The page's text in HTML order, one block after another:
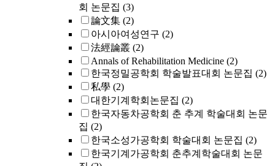
회 논문집 (3)
論文集 (2)
아시아여성연구 (2)
法經論叢 (2)
Annals of Rehabilitation Medicine (2)
한국정밀공학회 학술발표대회 논문집 (2)
私學 (2)
대한기계학회논문집 (2)
한국자동차공학회 춘 추계 학술대회 논문
집 (2)
한국소성가공학회 학술대회 논문집 (2)
한국기계가공학회 춘추계학술대회 논문